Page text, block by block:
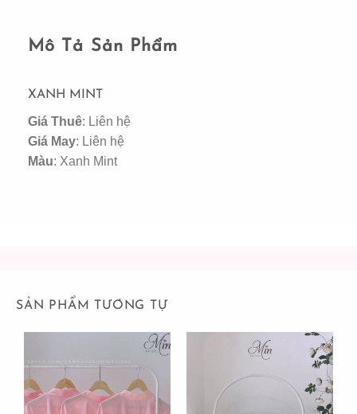
Mô Tả Sản Phẩm
XANH MINT
Giá Thuê: Liên hệ
Giá May: Liên hệ
Màu: Xanh Mint
SẢN PHẨM TƯƠNG TỰ